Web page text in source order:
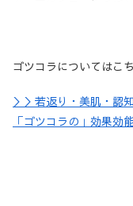
ゴツコラについてはこ
＞＞若返り・美肌・認
「ゴツコラの」効果効